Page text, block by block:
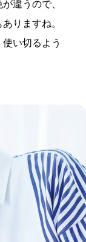
違うので、
りますね。
い切るよう